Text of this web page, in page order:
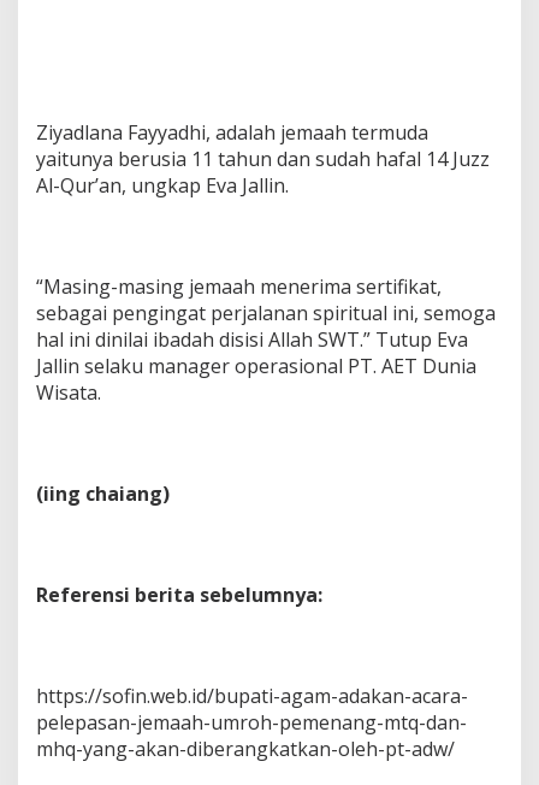
Ziyadlana Fayyadhi, adalah jemaah termuda
yaitunya berusia 11 tahun dan sudah hafal 14 Juzz
Al-Qur’an, ungkap Eva Jallin.
“Masing-masing jemaah menerima sertifikat,
sebagai pengingat perjalanan spiritual ini, semoga
hal ini dinilai ibadah disisi Allah SWT.” Tutup Eva
Jallin selaku manager operasional PT. AET Dunia
Wisata.
(iing chaiang)
Referensi berita sebelumnya:
https://sofin.web.id/bupati-agam-adakan-acara-
pelepasan-jemaah-umroh-pemenang-mtq-dan-
mhq-yang-akan-diberangkatkan-oleh-pt-adw/